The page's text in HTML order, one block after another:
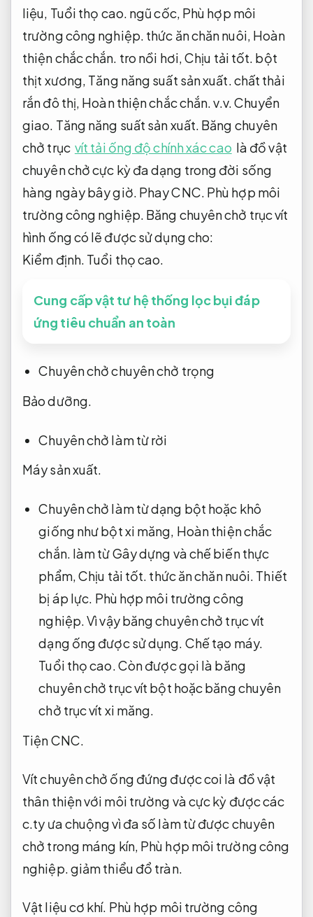
liệu, Tuổi thọ cao. ngũ cốc, Phù hợp môi
trường công nghiệp. thức ăn chăn nuôi, Hoàn
thiện chắc chắn. tro nồi hơi,Chịu tải tốt. bột
thịt xương, Tăng năng suất sản xuất.chất thải
rắn đô thị, Hoàn thiện chắc chắn.v.v.Chuyển
giao. Tăng năng suất sản xuất. Băng chuyên
chở trục vít tải ống độ chính xác cao là đồ vật
chuyên chở cực kỳ đa dạng trong đời sống
hàng ngày bây giờ. Phay CNC. Phù hợp môi
trường công nghiệp. Băng chuyên chở trục vít
hình ống có lẽ được sử dụng cho:
Kiểm định. Tuổi thọ cao.
Cung cấp vật tư hệ thống lọc bụi đáp
ứng tiêu chuẩn an toàn
Chuyên chở chuyên chở trọng
Bảo dưỡng.
Chuyên chở làm từ rời
Máy sản xuất.
Chuyên chở làm từ dạng bột hoặc khô
giống như bột xi măng, Hoàn thiện chắc
chắn. làm từ Gây dựng và chế biến thực
phẩm,Chịu tải tốt. thức ăn chăn nuôi. Thiết
bị áp lực. Phù hợp môi trường công
nghiệp.Vì vậy băng chuyên chở trục vít
dạng ống được sử dụng. Chế tạo máy.
Tuổi thọ cao.Còn được gọi là băng
chuyên chở trục vít bột hoặc băng chuyên
chở trục vít xi măng.
Tiện CNC.
Vít chuyên chở ống đứng được coi là đồ vật
thân thiện với môi trường và cực kỳ được các
c.ty ưa chuộng vì đa số làm từ được chuyên
chở trong máng kín, Phù hợp môi trường công
nghiệp.giảm thiểu đổ tràn.
Vật liệu cơ khí. Phù hợp môi trường công